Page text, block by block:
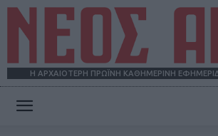
Η ΑΡΧΑΙΟΤΕΡΗ ΠΡΩΪΝΗ ΚΑΘΗΜΕΡΙΝΗ